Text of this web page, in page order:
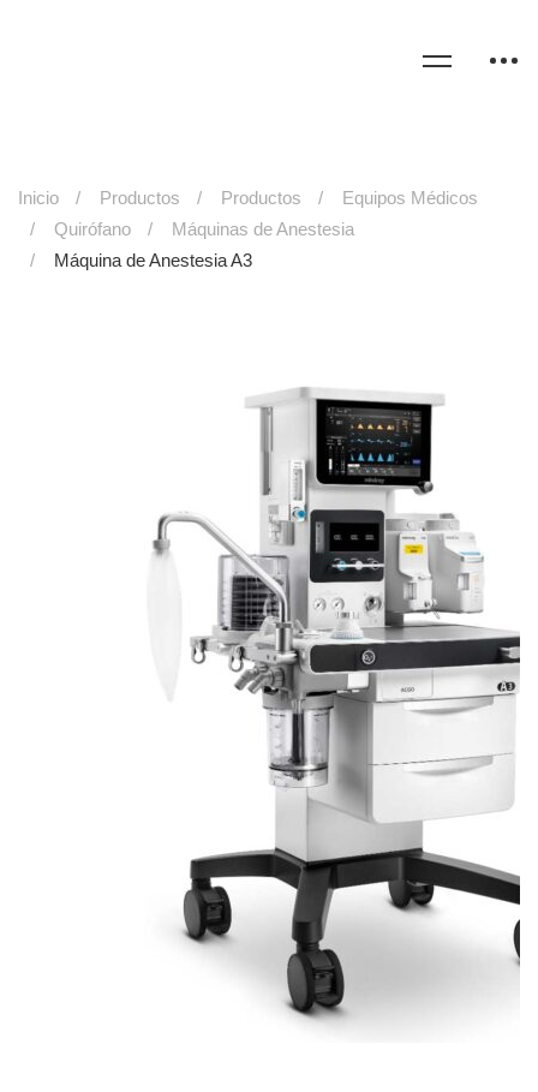
Inicio Productos Productos
Equipos Médicos
Quirófano
Máquinas de Anestesia
Máquina de Anestesia A3